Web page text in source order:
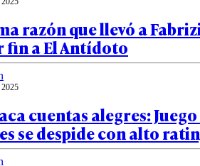
razón que llevó a
fin a El Antídoto
2025
cuentas alegres:
se despide con alto